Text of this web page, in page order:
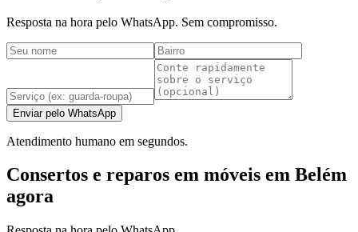
Resposta na hora pelo WhatsApp. Sem compromisso.
Enviar pelo WhatsApp
Atendimento humano em segundos.
Consertos e reparos em móveis em Belém
agora